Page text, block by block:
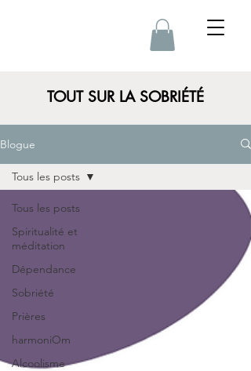
TOUT SUR LA SOBRIÉTÉ
Blogue
Tous les posts
Spiritualité et
méditation
Dépendance
Sobriété
Prières
harmoniOm
Alcoolisme
Tous les posts